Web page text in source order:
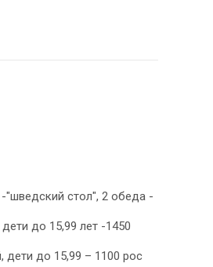
"шведский стол", 2 обеда -
до 15,99 лет -1450
дети до 15,99 – 1100 рос